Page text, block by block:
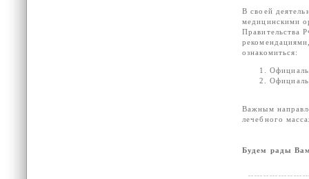
В своей
медицинскими
Правительства
ознакомиться:
Важным
лечебного
Будем рады